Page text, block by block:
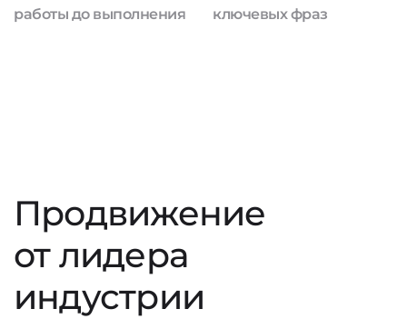
работы до выполнения
ключевых фраз
Продвижение
от лидера
индустрии